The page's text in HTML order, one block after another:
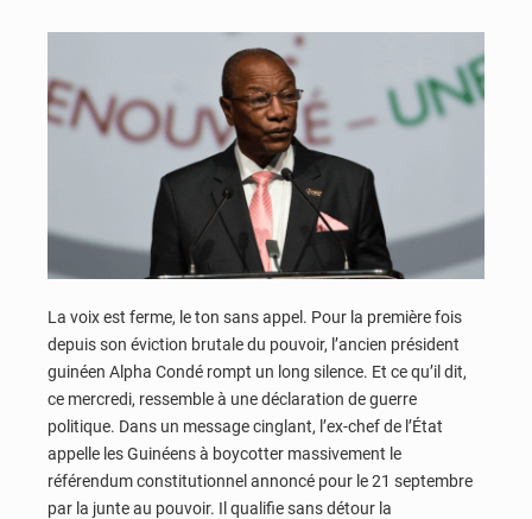
La voix est ferme, le ton sans appel. Pour la première fois
depuis son éviction brutale du pouvoir, l’ancien président
guinéen Alpha Condé rompt un long silence. Et ce qu’il dit,
ce mercredi, ressemble à une déclaration de guerre
politique. Dans un message cinglant, l’ex-chef de l’État
appelle les Guinéens à boycotter massivement le
référendum constitutionnel annoncé pour le 21 septembre
par la junte au pouvoir. Il qualifie sans détour la